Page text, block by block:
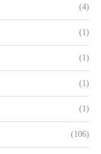
(4)
(1)
(1)
(1)
(1)
(106)